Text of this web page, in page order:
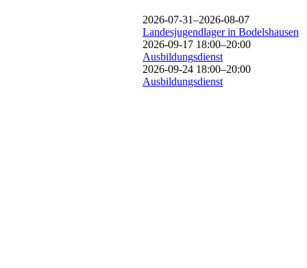
2026-07-31–2026-08-07
Landesjugendlager in Bodelshausen
2026-09-17 18:00–20:00
Ausbildungsdienst
2026-09-24 18:00–20:00
Ausbildungsdienst